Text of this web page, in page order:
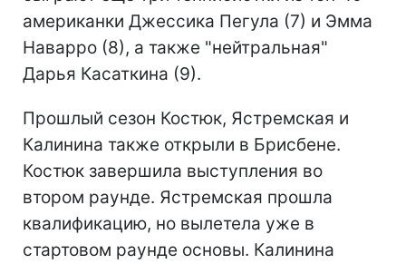
американки Джессика Пегула (7) и Эмма
Наварро (8), а также "нейтральная"
Дарья Касаткина (9).
Прошлый сезон Костюк, Ястремская и
Калинина также открыли в Брисбене.
Костюк завершила выступления во
втором раунде. Ястремская прошла
квалификацию, но вылетела уже в
стартовом раунде основы. Калинина